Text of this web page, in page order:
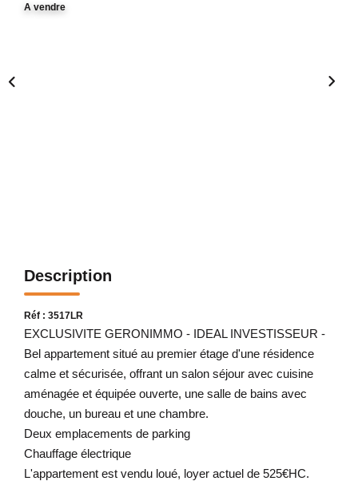
A vendre
Description
Réf : 3517LR
EXCLUSIVITE GERONIMMO - IDEAL INVESTISSEUR -
Bel appartement situé au premier étage d'une résidence
calme et sécurisée, offrant un salon séjour avec cuisine
aménagée et équipée ouverte, une salle de bains avec
douche, un bureau et une chambre.
Deux emplacements de parking
Chauffage électrique
L'appartement est vendu loué, loyer actuel de 525€HC.